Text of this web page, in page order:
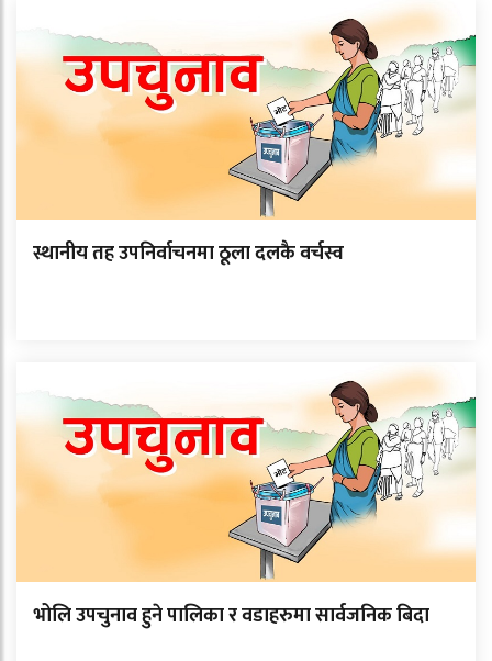
स्थानीय तह उपनिर्वाचनमा ठूला दलकै वर्चस्व
भोलि उपचुनाव हुने पालिका र वडाहरुमा सार्वजनिक बिदा